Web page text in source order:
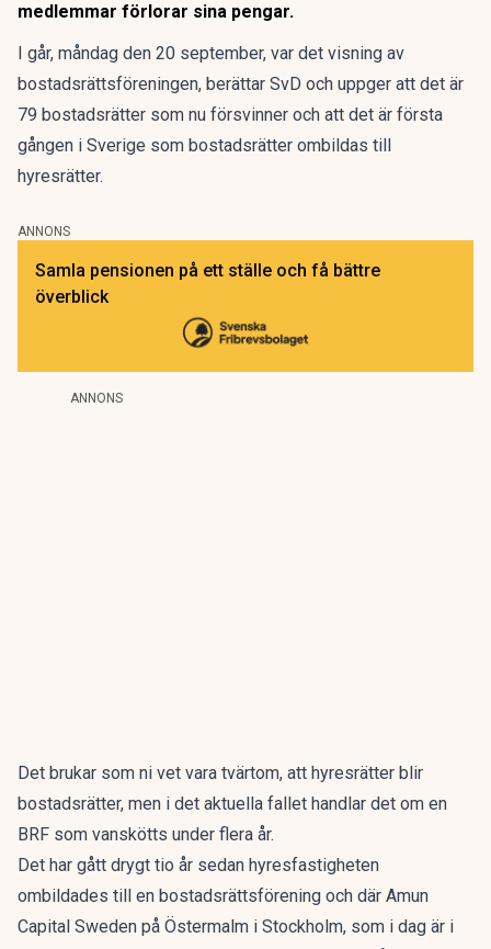
medlemmar förlorar sina pengar.
I går, måndag den 20 september, var det visning av
bostadsrättsföreningen, berättar SvD och uppger att det är
79 bostadsrätter som nu försvinner och att det är första
gången i Sverige som bostadsrätter ombildas till
hyresrätter.
ANNONS
Samla pensionen på ett ställe och få bättre
överblick
ANNONS
Det brukar som ni vet vara tvärtom, att hyresrätter blir
bostadsrätter, men i det aktuella fallet handlar det om en
BRF som vanskötts under flera år.
Det har gått drygt tio år sedan hyresfastigheten
ombildades till en bostadsrättsförening och där Amun
Capital Sweden på Östermalm i Stockholm, som i dag är i